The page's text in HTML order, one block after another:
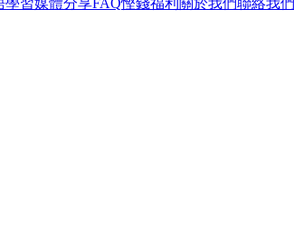
學習媒體分享FAQ慳錢福利 關於我們聯絡我們